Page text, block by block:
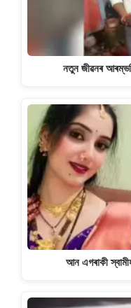
নতুন জীৱনৰ
আন এগৰাকী